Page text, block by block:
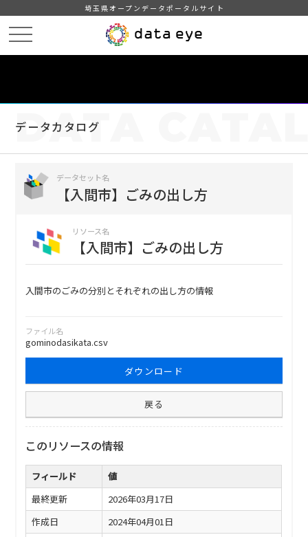
埼玉県オープンデータポータルサイト
データカタログ
DATA
データセット名
【入間市】ごみの出し方
リソース名
【入間市】ごみの出し方
入間市のごみの分別とそれぞれの出し方の情報
ファイル名
gominodasikata.csv
ダウンロード
戻る
このリソースの情報
フィールド
値
最終更新
2026年03月17日
作成日
2024年04月01日